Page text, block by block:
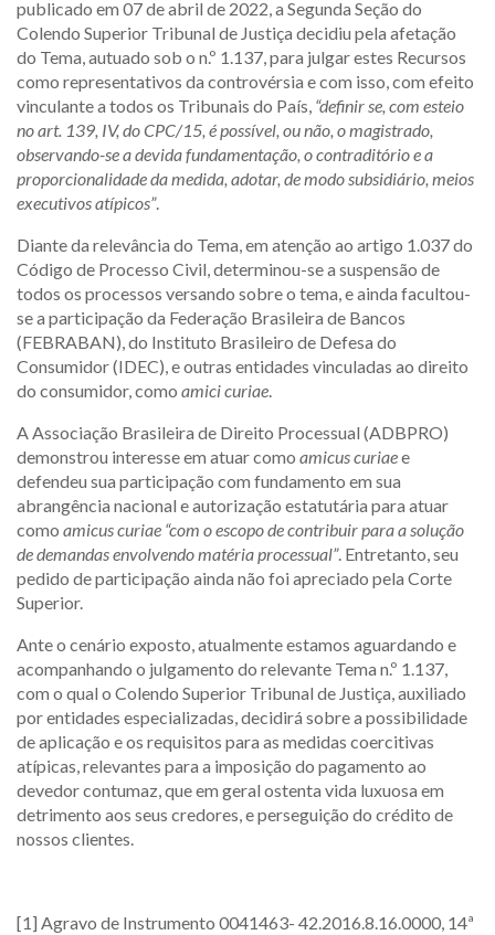
publicado em 07 de abril de 2022, a Segunda Seção do
Colendo Superior Tribunal de Justiça decidiu pela afetação
do Tema, autuado sob o n.º 1.137, para julgar estes Recursos
como representativos da controvérsia e com isso, com efeito
vinculante a todos os Tribunais do País, “definir se, com esteio
no art. 139, IV, do CPC/15, é possível, ou não, o magistrado,
observando-se a devida fundamentação, o contraditório e a
proporcionalidade da medida, adotar, de modo subsidiário, meios
executivos atípicos”.
Diante da relevância do Tema, em atenção ao artigo 1.037 do
Código de Processo Civil, determinou-se a suspensão de
todos os processos versando sobre o tema, e ainda facultou-
se a participação da Federação Brasileira de Bancos
(FEBRABAN), do Instituto Brasileiro de Defesa do
Consumidor (IDEC), e outras entidades vinculadas ao direito
do consumidor, como amici curiae.
A Associação Brasileira de Direito Processual (ADBPRO)
demonstrou interesse em atuar como amicus curiaee
defendeu sua participação com fundamento em sua
abrangência nacional e autorização estatutária para atuar
como amicus curiae “com o escopo de contribuir para a solução
de demandas envolvendo matéria processual”. Entretanto, seu
pedido de participação ainda não foi apreciado pela Corte
Superior.
Ante o cenário exposto, atualmente estamos aguardando e
acompanhando o julgamento do relevante Tema n.º 1.137,
com o qual o Colendo Superior Tribunal de Justiça, auxiliado
por entidades especializadas, decidirá sobre a possibilidade
de aplicação e os requisitos para as medidas coercitivas
atípicas, relevantes para a imposição do pagamento ao
devedor contumaz, que em geral ostenta vida luxuosa em
detrimento aos seus credores, e perseguição do crédito de
nossos clientes.
[1] Agravo de Instrumento 0041463- 42.2016.8.16.0000, 14ª